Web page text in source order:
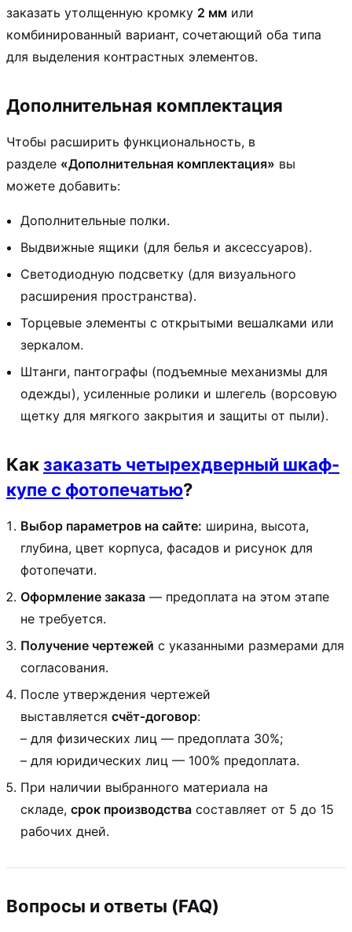
заказать утолщенную кромку 2 мм или
комбинированный вариант, сочетающий оба типа
для выделения контрастных элементов.
Дополнительная комплектация
Чтобы расширить функциональность, в
разделе «Дополнительная комплектация» вы
можете добавить:
Дополнительные полки.
Выдвижные ящики (для белья и аксессуаров).
Светодиодную подсветку (для визуального
расширения пространства).
Торцевые элементы с открытыми вешалками или
зеркалом.
Штанги, пантографы (подъемные механизмы для
одежды), усиленные ролики и шлегель (ворсовую
щетку для мягкого закрытия и защиты от пыли).
Какзаказать четырехдверный шкаф-
купе с фотопечатью?
Выбор параметров на сайте: ширина, высота,
глубина, цвет корпуса, фасадов и рисунок для
фотопечати.
Оформление заказа — предоплата на этом этапе
не требуется.
Получение чертежей с указанными размерами для
согласования.
После утверждения чертежей
выставляется счёт‑договор:
– для физических лиц — предоплата 30%;
– для юридических лиц — 100% предоплата.
При наличии выбранного материала на
складе, срок производства составляет от 5 до 15
рабочих дней.
Вопросы и ответы (FAQ)